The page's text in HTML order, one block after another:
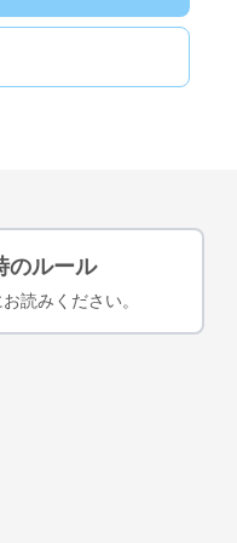
のルール
読みください。